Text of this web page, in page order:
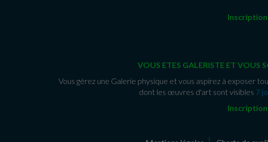
VOUS ETES GALERISTE ET VOUS
Vous gérez une Galerie physique et vous aspirez à exposer
dont les œuvres d'art sont visibles 7